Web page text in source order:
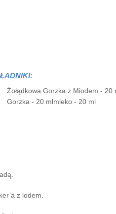
Żołądkowa Gorzka z Miodem - 20
Gorzka - 20 mlmleko - 20 ml
z lodem.